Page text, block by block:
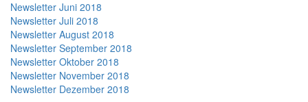
Newsletter Juni 2018
Newsletter Juli 2018
Newsletter August 2018
Newsletter September 2018
Newsletter Oktober 2018
Newsletter November 2018
Newsletter Dezember 2018